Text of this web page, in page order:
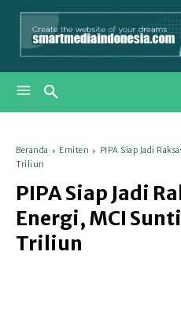
Beranda Emiten
PIPA Siap Jadi
Triliun
PIPA Siap Jadi
Energi, MCI
Triliun